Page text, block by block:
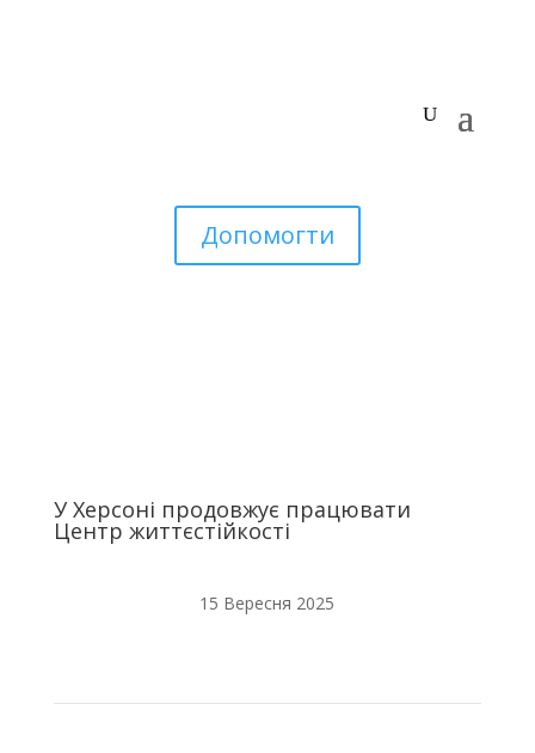
Допомогти
У Херсоні продовжує працювати
Центр життєстійкості
15 Вересня 2025